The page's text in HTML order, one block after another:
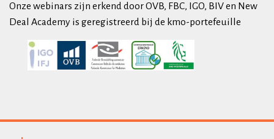
Onze webinars zijn erkend door OVB, FBC, IGO, BIV en New
Deal Academy is geregistreerd bij de kmo-portefeuille